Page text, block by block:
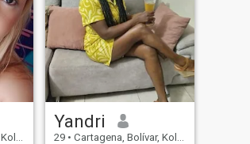
Yandri
29 • Cartagena, Bolívar, Kolumbien